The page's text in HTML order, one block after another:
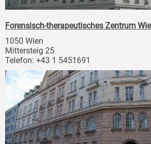
Forensisch-therapeutisches Zentrum
1050 Wien
Mittersteig 25
Telefon: +43 1 5451691